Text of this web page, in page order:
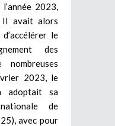
2023,
Il avait alors
le
des
2023, le
adoptait sa
de
avec pour